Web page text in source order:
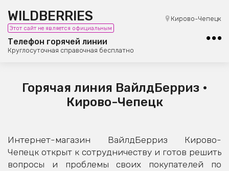
WILDBERRIES
Этот сайт не является официальным
Телефон горячей линии
Круглосуточная справочная бесплатно
Кирово-Чепецк
8 (800) 101-42-23
Бесплатная юридическая консультация
Горячая линия ВайлдБерриз •
Кирово-Чепецк
Интернет-магазин ВайлдБерриз Кирово-
Чепецк открыт к сотрудничеству и готов решить
вопросы и проблемы своих покупателей по